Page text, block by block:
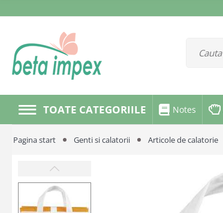
TOATE CATEGORIILE Notes
Pagina start Genti si calatorii Articole de calatorie